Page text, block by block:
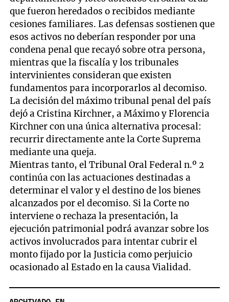
que fueron heredados o recibidos mediante
cesiones familiares. Las defensas sostienen que
esos activos no deberían responder por una
condena penal que recayó sobre otra persona,
mientras que la fiscalía y los tribunales
intervinientes consideran que existen
fundamentos para incorporarlos al decomiso.
La decisión del máximo tribunal penal del país
dejó a Cristina Kirchner, a Máximo y Florencia
Kirchner con una única alternativa procesal:
recurrir directamente ante la Corte Suprema
mediante una queja.
Mientras tanto, el Tribunal Oral Federal n.º 2
continúa con las actuaciones destinadas a
determinar el valor y el destino de los bienes
alcanzados por el decomiso. Si la Corte no
interviene o rechaza la presentación, la
ejecución patrimonial podrá avanzar sobre los
activos involucrados para intentar cubrir el
monto fijado por la Justicia como perjuicio
ocasionado al Estado en la causa Vialidad.